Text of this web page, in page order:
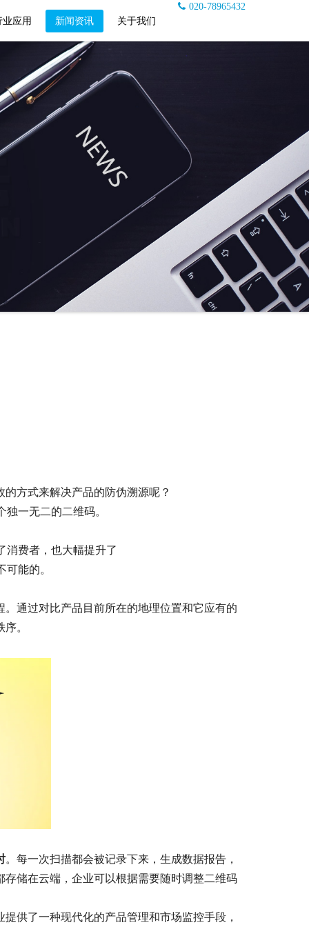
020-78965432
业应用
新闻资讯 关于我们
方式来解决产品的防伪溯源呢？
一无二的二维码。
消费者，也大幅提升了
能的。
通过对比产品目前所在的地理位置和它应有的
。
。每一次扫描都会被记录下来，生成数据报告，
储在云端，企业可以根据需要随时调整二维码
提供了一种现代化的产品管理和市场监控手段，